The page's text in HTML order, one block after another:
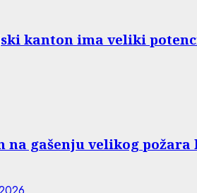
kanton ima veliki
na gašenju velikog požara